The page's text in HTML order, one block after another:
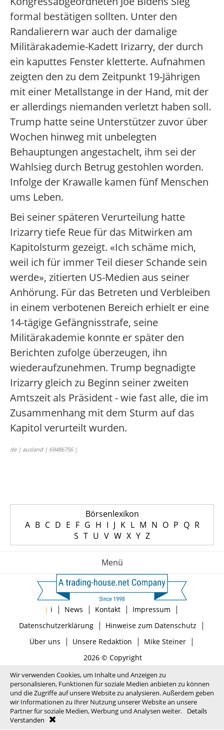
formal bestätigen sollten. Unter den
Randalierern war auch der damalige
Militärakademie-Kadett Irizarry, der durch
ein kaputtes Fenster kletterte. Aufnahmen
zeigten den zu dem Zeitpunkt 19-Jährigen
mit einer Metallstange in der Hand, mit der
er allerdings niemanden verletzt haben soll.
Trump hatte seine Unterstützer zuvor über
Wochen hinweg mit unbelegten
Behauptungen angestachelt, ihm sei der
Wahlsieg durch Betrug gestohlen worden.
Infolge der Krawalle kamen fünf Menschen
ums Leben.
Bei seiner späteren Verurteilung hatte
Irizarry tiefe Reue für das Mitwirken am
Kapitolsturm gezeigt. «Ich schäme mich,
weil ich für immer Teil dieser Schande sein
werde», zitierten US-Medien aus seiner
Anhörung. Für das Betreten und Verbleiben
in einem verbotenen Bereich erhielt er eine
14-tägige Gefängnisstrafe, seine
Militärakademie konnte er später den
Berichten zufolge überzeugen, ihn
wiederaufzunehmen. Trump begnadigte
Irizarry gleich zu Beginn seiner zweiten
Amtszeit als Präsident - wie fast alle, die im
Zusammenhang mit dem Sturm auf das
Kapitol verurteilt wurden.
de | ausland | 69486756 |
Börsenlexikon
A B C D E F G H I J K L M N O P Q R
S T U V W X Y Z
Menü
| i | News | Kontakt | Impressum |
Datenschutzerklärung| Hinweise zum Datenschutz |
Über uns | Unsere Redaktion | Mike Steiner|
2026 © Copyright
Wir verwenden Cookies, um Inhalte und Anzeigen zu
personalisieren, Funktionen für soziale Medien anbieten zu können
und die Zugriffe auf unsere Website zu analysieren. Außerdem geben
wir Informationen zu Ihrer Nutzung unserer Website an unsere
Partner für soziale Medien, Werbung und Analysen weiter.
Details
Verstanden